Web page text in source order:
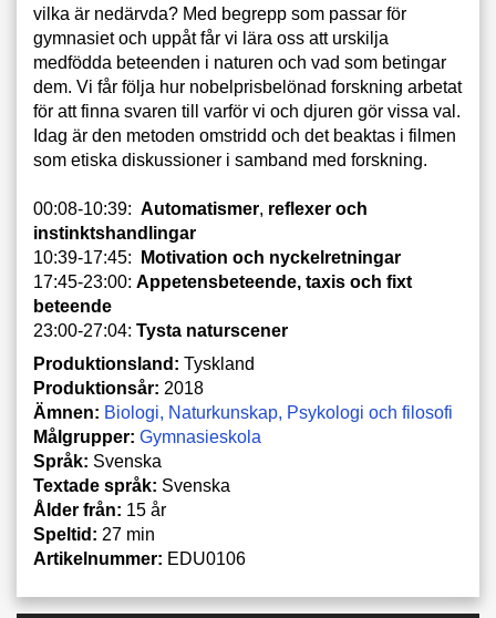
vilka är nedärvda? Med begrepp som passar för
gymnasiet och uppåt får vi lära oss att urskilja
medfödda beteenden i naturen och vad som betingar
dem. Vi får följa hur nobelprisbelönad forskning arbetat
för att finna svaren till varför vi och djuren gör vissa val.
Idag är den metoden omstridd och det beaktas i filmen
som etiska diskussioner i samband med forskning.
00:08-10:39: Automatismer, reflexer och
instinktshandlingar
10:39-17:45:
Motivation och nyckelretningar
17:45-23:00: Appetensbeteende, taxis och fixt
beteende
23:00-27:04: Tysta naturscener
Produktionsland: Tyskland
Produktionsår: 2018
Ämnen: Biologi Naturkunskap Psykologi och filosofi
Målgrupper: Gymnasieskola
Språk: Svenska
Textade språk: Svenska
Ålder från: 15 år
Speltid: 27 min
Artikelnummer: EDU0106